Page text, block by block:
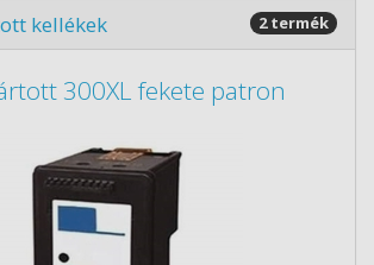
kellékek 2 termék
300XL fekete patron